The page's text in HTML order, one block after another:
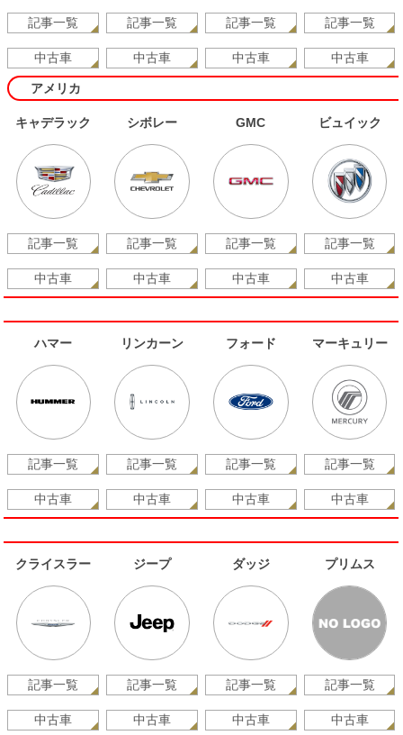
記事一覧
中古車
記事一覧
中古車
記事一覧
中古車
記事一覧
中古車
アメリカ
キャデラック
記事一覧
中古車
シボレー
記事一覧
中古車
GMC
記事一覧
中古車
ビュイック
記事一覧
中古車
ハマー
記事一覧
中古車
リンカーン
記事一覧
中古車
フォード
記事一覧
中古車
マーキュリー
記事一覧
中古車
クライスラー
記事一覧
中古車
ジープ
記事一覧
中古車
ダッジ
記事一覧
中古車
プリムス
記事一覧
中古車